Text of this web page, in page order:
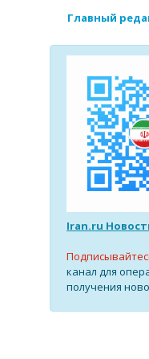
Главный
Iran.ru
канал для
получения